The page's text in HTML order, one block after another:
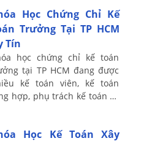
...
Trưởng Tại TP HCM
Tín
học chứng chỉ kế toán
tại TP HCM đang được
kế toán viên, kế toán
hợp, phụ trách kế toán và
...